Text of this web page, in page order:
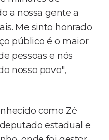
a nossa gente a
Me sinto honrado
público é o maior
pessoas e nós
nosso povo",
como Zé
estadual e